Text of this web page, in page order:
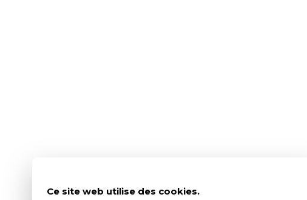
Ce site web utilise des cookies.